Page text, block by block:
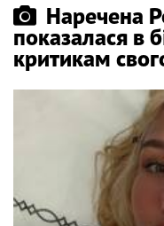
Наречена
показалася в
критикам